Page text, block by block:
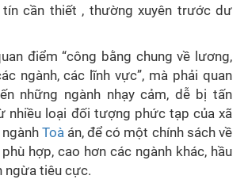
cần thiết , thường xuyên trước dư
điểm “công bằng chung về lương,
ngành, các lĩnh vực”, mà phải quan
những ngành nhạy cảm, dễ bị tấn
nhiều loại đối tượng phức tạp của xã
Toà án, để có một chính sách về
hợp, cao hơn các ngành khác, hầu
ngừa tiêu cực.